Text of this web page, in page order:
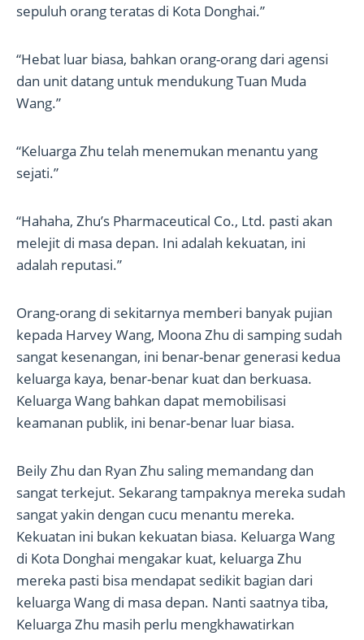
sepuluh orang teratas di Kota Donghai.”
“Hebat luar biasa, bahkan orang-orang dari agensi
dan unit datang untuk mendukung Tuan Muda
Wang.”
“Keluarga Zhu telah menemukan menantu yang
sejati.”
“Hahaha, Zhu’s Pharmaceutical Co., Ltd. pasti akan
melejit di masa depan. Ini adalah kekuatan, ini
adalah reputasi.”
Orang-orang di sekitarnya memberi banyak pujian
kepada Harvey Wang, Moona Zhu di samping sudah
sangat kesenangan, ini benar-benar generasi kedua
keluarga kaya, benar-benar kuat dan berkuasa.
Keluarga Wang bahkan dapat memobilisasi
keamanan publik, ini benar-benar luar biasa.
Beily Zhu dan Ryan Zhu saling memandang dan
sangat terkejut. Sekarang tampaknya mereka sudah
sangat yakin dengan cucu menantu mereka.
Kekuatan ini bukan kekuatan biasa. Keluarga Wang
di Kota Donghai mengakar kuat, keluarga Zhu
mereka pasti bisa mendapat sedikit bagian dari
keluarga Wang di masa depan. Nanti saatnya tiba,
Keluarga Zhu masih perlu mengkhawatirkan